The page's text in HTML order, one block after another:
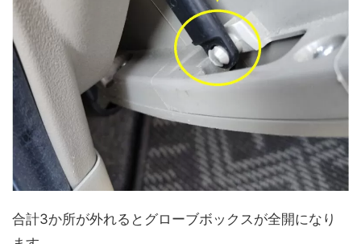
合計3か所が外れるとグローブボックスが全開になり